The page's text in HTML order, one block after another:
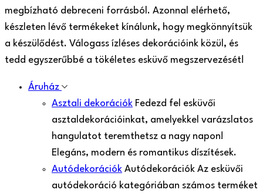
megbízható debreceni forrásból. Azonnal elérhető,
készleten lévő termékeket kínálunk, hogy megkönnyítsük
a készülődést. Válogass ízléses dekorációink közül, és
tedd egyszerűbbé a tökéletes esküvő megszervezését!
Áruház
Asztali dekorációk Fedezd fel esküvői
asztaldekorációinkat, amelyekkel varázslatos
hangulatot teremthetsz a nagy napon!
Elegáns, modern és romantikus díszítések.
Autódekorációk Autódekorációk Az esküvői
autódekoráció kategóriában számos terméket